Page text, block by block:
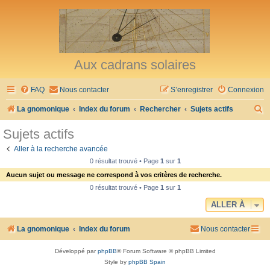
Aux cadrans solaires
FAQ Nous contacter Connexion
S’enregistrer
La gnomonique Index du forum Rechercher Sujets actifs
h
Sujets actifs
Aller à la recherche avancée
0 résultat trouvé • Page 1sur 1
Aucun sujet ou message ne correspond à vos critères de recherche.
0 résultat trouvé • Page 1sur 1
ALLER À
La gnomonique Index du forum Nous contacter
Développé parphpBB® Forum Software © phpBB Limited
Style by phpBB Spain